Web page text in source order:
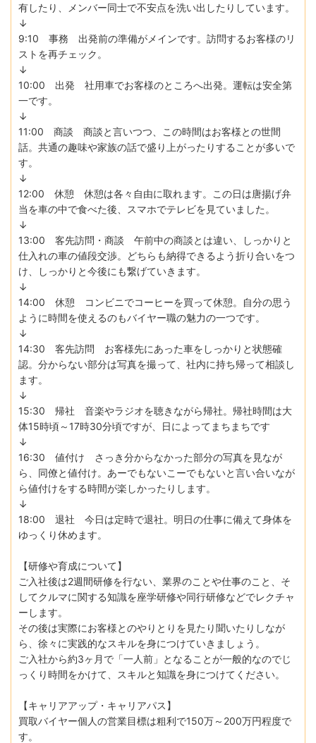
有したり、メンバー同士で不安点を洗い出したりしています。
↓
9:10 事務 出発前の準備がメインです。訪問するお客様のリ
ストを再チェック。
↓
10:00 出発 社用車でお客様のところへ出発。運転は安全第
一です。
↓
11:00 商談 商談と言いつつ、この時間はお客様との世間
話。共通の趣味や家族の話で盛り上がったりすることが多いで
す。
↓
12:00 休憩 休憩は各々自由に取れます。この日は唐揚げ弁
当を車の中で食べた後、スマホでテレビを見ていました。
↓
13:00 客先訪問・商談 午前中の商談とは違い、しっかりと
仕入れの車の値段交渉。どちらも納得できるよう折り合いをつ
け、しっかりと今後にも繋げていきます。
↓
14:00 休憩 コンビニでコーヒーを買って休憩。自分の思う
ように時間を使えるのもバイヤー職の魅力の一つです。
↓
14:30 客先訪問 お客様先にあった車をしっかりと状態確
認。分からない部分は写真を撮って、社内に持ち帰って相談し
ます。
↓
15:30 帰社 音楽やラジオを聴きながら帰社。帰社時間は大
体15時頃～17時30分頃ですが、日によってまちまちです
↓
16:30 値付け さっき分からなかった部分の写真を見なが
ら、同僚と値付け。あーでもないこーでもないと言い合いなが
ら値付けをする時間が楽しかったりします。
↓
18:00 退社 今日は定時で退社。明日の仕事に備えて身体を
ゆっくり休めます。
【研修や育成について】
ご入社後は2週間研修を行ない、業界のことや仕事のこと、そ
してクルマに関する知識を座学研修や同行研修などでレクチャ
ーします。
その後は実際にお客様とのやりとりを見たり聞いたりしなが
ら、徐々に実践的なスキルを身につけていきましょう。
ご入社から約3ヶ月で「一人前」となることが一般的なのでじ
っくり時間をかけて、スキルと知識を身につけてください。
【キャリアアップ・キャリアパス】
買取バイヤー個人の営業目標は粗利で150万～200万円程度で
す。